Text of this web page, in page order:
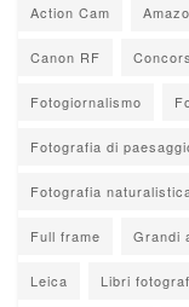
Action Cam
Canon RF
Fotogiornalismo
Fotografia di
Fotografia
Full frame Grandi
Leica Libri